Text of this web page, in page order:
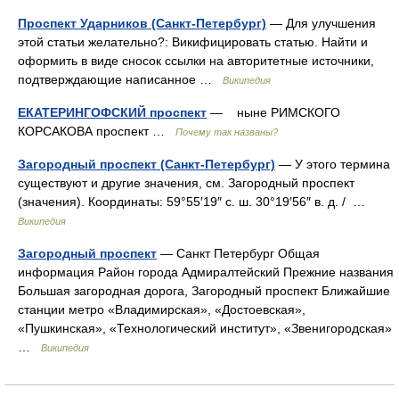
Проспект Ударников (Санкт-Петербург) — Для улучшения
этой статьи желательно?: Викифицировать статью. Найти и
оформить в виде сносок ссылки на авторитетные источники,
подтверждающие написанное …
Википедия
ЕКАТЕРИНГОФСКИЙ проспект — ныне РИМСКОГО
КОРСАКОВА проспект …
Почему так названы?
Загородный проспект (Санкт-Петербург) — У этого термина
существуют и другие значения, см. Загородный проспект
(значения). Координаты: 59°55′19″ с. ш. 30°19′56″ в. д. / …
Википедия
Загородный проспект — Санкт Петербург Общая
информация Район города Адмиралтейский Прежние названия
Большая загородная дорога, Загородный проспект Ближайшие
станции метро «Владимирская», «Достоевская»,
«Пушкинская», «Технологический институт», «Звенигородская»
Википедия